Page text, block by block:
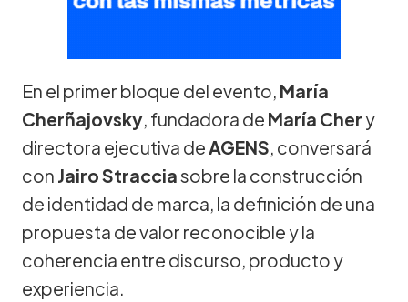
En el primer bloque del evento, María
Cherñajovsky, fundadora de María Cher y
directora ejecutiva de AGENS, conversará
con Jairo Stracciasobre la construcción
de identidad de marca, la definición de una
propuesta de valor reconocible y la
coherencia entre discurso, producto y
experiencia.